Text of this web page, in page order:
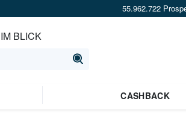
55.962.722
IM BLICK
CASHBACK